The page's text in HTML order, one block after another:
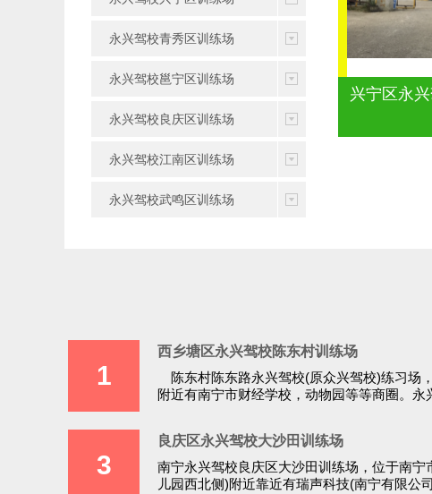
永兴驾校青秀区训练场
永兴驾校邕宁区训练场
永兴驾校良庆区训练场
永兴驾校江南区训练场
永兴驾校武鸣区训练场
兴宁区永
1
西乡塘区永兴驾校陈东村训练场
陈东村陈东路永兴驾校(原众兴驾校)练习场
附近有南宁市财经学校，动物园等等商圈。永
3
良庆区永兴驾校大沙田训练场
南宁永兴驾校良庆区大沙田训练场，位于南宁
儿园西北侧)附近靠近有瑞声科技(南宁有限公